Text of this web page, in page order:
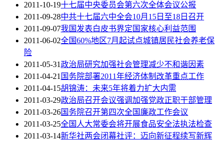
2011-10-19十七届中央委员会第六次全体会议公报
2011-09-28中共十七届六中全会10月15日至18日召开
2011-09-07我国发表白皮书界定国家核心利益范围
2011-06-02全国60%地区7月起试点城镇居民社会养老保
险
2011-05-31政治局研究加强社会管理减少不和谐因素
2011-04-21 国务院部署2011年经济体制改革重点工作
2011-04-15胡锦涛：未来5年将着力扩大内需
2011-03-29政治局召开会议强调加强党政正职干部管理
2011-03-26国务院召开第四次全国廉政工作会议
2011-03-25全国人大常委会将开展食品安全法执法检查
2011-03-14新华社两会闭幕社评：迈向新征程续写新辉